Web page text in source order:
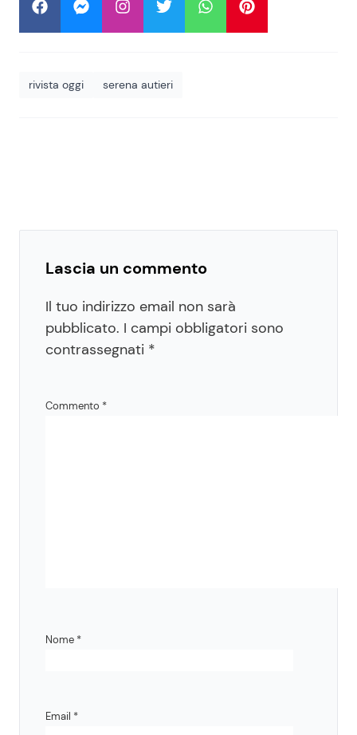
rivista oggi serena autieri
Lascia un commento
Il tuo indirizzo email non sarà
pubblicato. I campi obbligatori sono
contrassegnati *
Commento *
Nome *
Email *